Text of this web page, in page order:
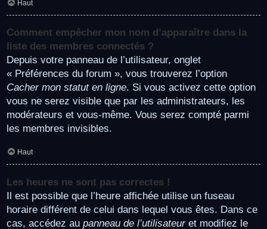
Haut
Comment empêcher mon nom d’apparaître dans la
liste des membres connectés ?
Depuis votre panneau de l’utilisateur, onglet
« Préférences du forum », vous trouverez l’option
Cacher mon statut en ligne. Si vous activez cette option
vous ne serez visible que par les administrateurs, les
modérateurs et vous-même. Vous serez compté parmi
les membres invisibles.
Haut
Les heures ne sont pas correctes !
Il est possible que l’heure affichée utilise un fuseau
horaire différent de celui dans lequel vous êtes. Dans ce
cas, accédez au panneau de l’utilisateuret modifiez le